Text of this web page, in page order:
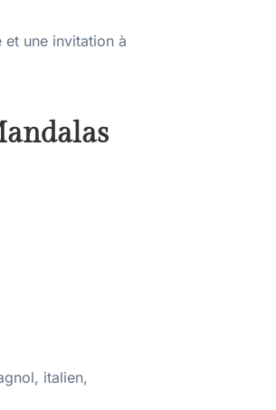
une invitation à
italien,